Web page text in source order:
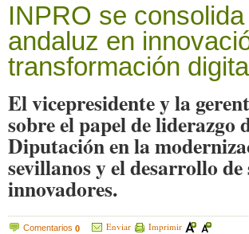
INPRO se
andaluz en
transformación
El vicepresidente y la
sobre el papel de liderazgo
Diputación en la
sevillanos y el desarrollo
innovadores.
Comentarios 0 Enviar Imprimir